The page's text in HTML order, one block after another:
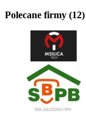
Polecane firmy (12)